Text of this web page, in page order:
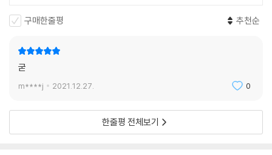
구매한줄평 추천순
굳
m****j 2021.12.27. 0
한줄평 전체보기